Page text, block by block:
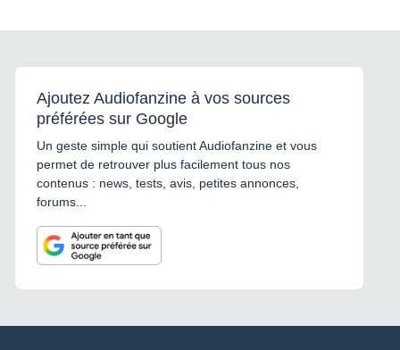
Ajoutez Audiofanzine à vos sources
préférées sur Google
Un geste simple qui soutient Audiofanzine et vous
permet de retrouver plus facilement tous nos
contenus : news, tests, avis, petites annonces,
forums...